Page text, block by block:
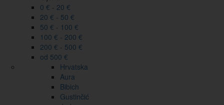
0 € - 20 €
20 € - 50 €
50 € - 100 €
100 € - 200 €
200 € - 500 €
od 500 €
Hrvatska
Aura
Bibich
Gustinčić